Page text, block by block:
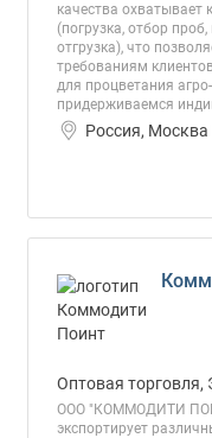
качества охватывает
(погрузка, отбор
отгрузка), что
требованиям
для процветания
придерживаемся
Россия,
Оптовая торговля,
ООО "КОММОДИТИ
экспортирует